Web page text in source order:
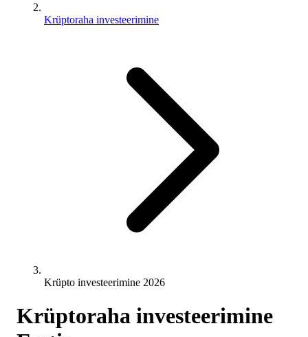
Krüptoraha investeerimine
Krüpto investeerimine 2026
Krüptoraha investeerimine